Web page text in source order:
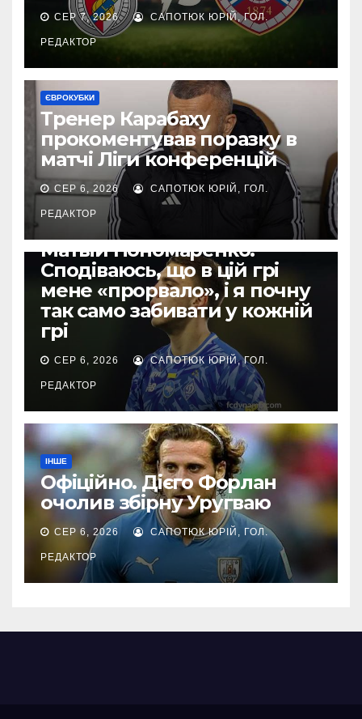
СЕР 7, 2026 САПОТЮК ЮРІЙ, ГОЛ.
РЕДАКТОР
ЄВРОКУБКИ
Тренер Карабаху
прокоментував поразку в
матчі Ліги конференцій
СЕР 6, 2026 САПОТЮК ЮРІЙ, ГОЛ.
РЕДАКТОР
Матвій Пономаренко:
Сподіваюсь, що в цій грі
мене «прорвало», і я почну
так само забивати у кожній
грі
СЕР 6, 2026 САПОТЮК ЮРІЙ, ГОЛ.
РЕДАКТОР
ІНШЕ
Офіційно. Дієго Форлан
очолив збірну Уругваю
СЕР 6, 2026 САПОТЮК ЮРІЙ, ГОЛ.
РЕДАКТОР